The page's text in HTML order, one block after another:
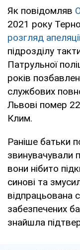
Як повідомляв
2021 року
розгляд
підрозділу
Патрульної
років
службових
Львові помер
Клим.
Раніше батьки
звинувачували
вони нібито
синові та
відпрацьована
забезпечених
знайшла